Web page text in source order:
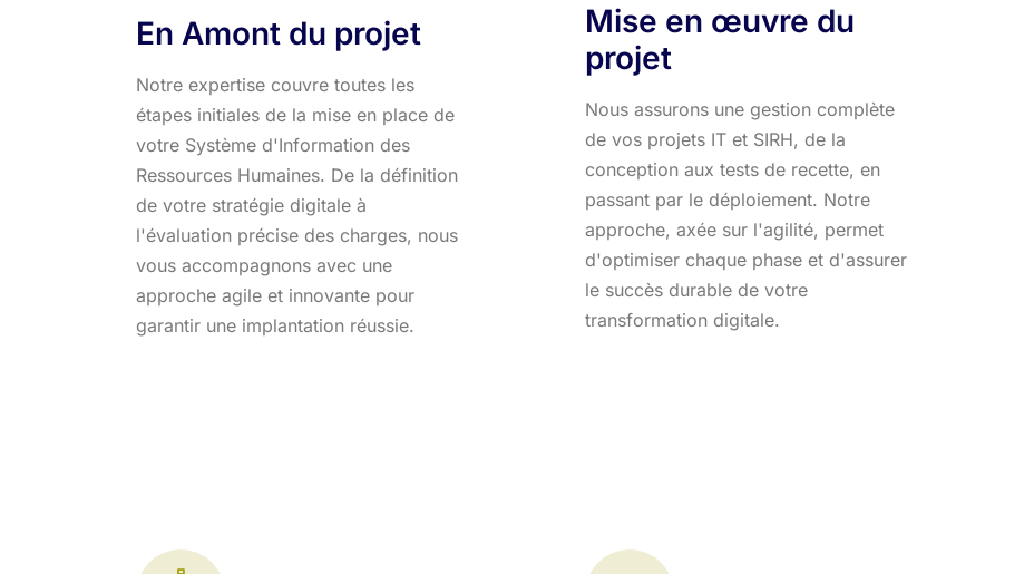
En Amont du projet
Notre expertise couvre toutes les
étapes initiales de la mise en place de
votre Système d'Information des
Ressources Humaines. De la définition
de votre stratégie digitale à
l'évaluation précise des charges, nous
vous accompagnons avec une
approche agile et innovante pour
garantir une implantation réussie.
Mise en œuvre du
projet
Nous assurons une gestion complète
de vos projets IT et SIRH, de la
conception aux tests de recette, en
passant par le déploiement. Notre
approche, axée sur l'agilité, permet
d'optimiser chaque phase et d'assurer
le succès durable de votre
transformation digitale.